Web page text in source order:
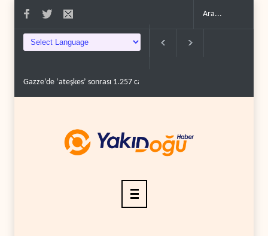
Gazze’de ‘ateşkes’ sonrası 1.257 can kaybı..